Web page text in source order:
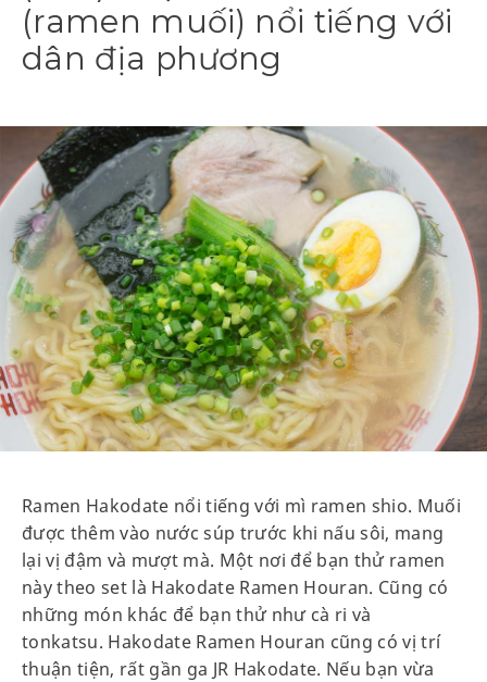
(ramen muối) nổi tiếng với
dân địa phương
Ramen Hakodate nổi tiếng với mì ramen shio. Muối
được thêm vào nước súp trước khi nấu sôi, mang
lại vị đậm và mượt mà. Một nơi để bạn thử ramen
này theo set là Hakodate Ramen Houran. Cũng có
những món khác để bạn thử như cà ri và
tonkatsu. Hakodate Ramen Houran cũng có vị trí
thuận tiện, rất gần ga JR Hakodate. Nếu bạn vừa